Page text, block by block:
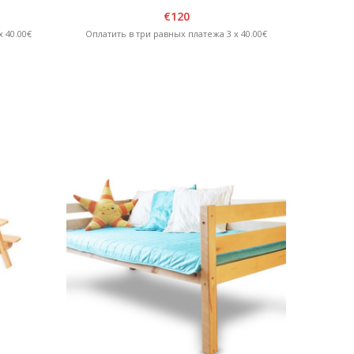
40.00€
коричневая/желтая
€120
Оплатить в три равных платежа 3 x 40.00€